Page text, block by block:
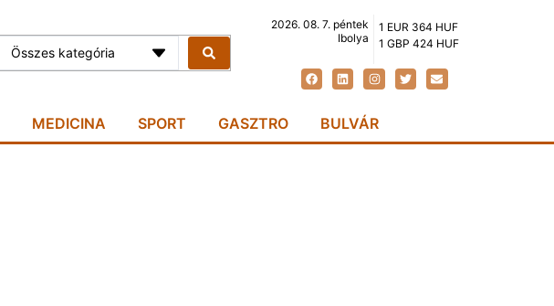
Összes kategória
2026. 08. 7. péntek
Ibolya
1 EUR 364 HUF
1 GBP 424 HUF
MEDICINA SPORT GASZTRO BULVÁR